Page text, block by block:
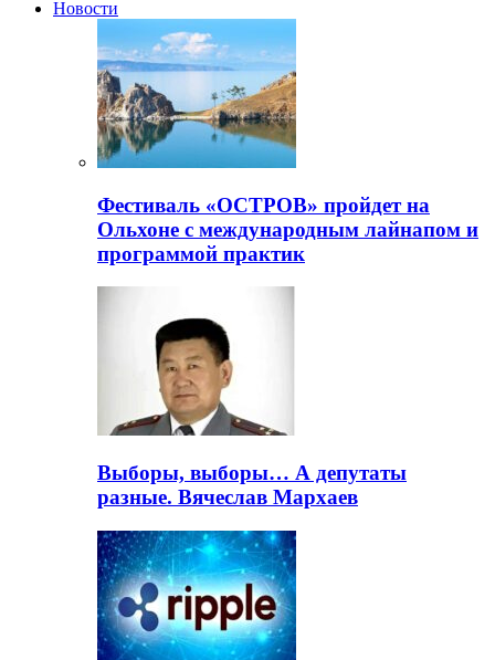
Новости
Фестиваль «ОСТРОВ» пройдет на
Ольхоне с международным лайнапом и
программой практик
Выборы, выборы… А депутаты
разные. Вячеслав Мархаев